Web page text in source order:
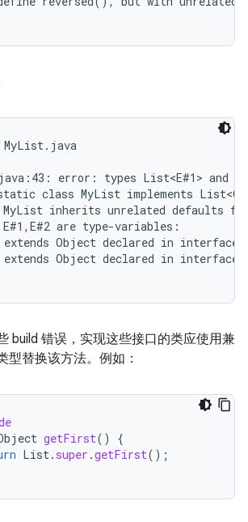
MyList.java
error: types List<E#1> and
class MyList implements
MyList inherits unrelated defaults
are type-variables:
extends Object declared in interface
extends Object declared in interface
build 错误，实现这些接口的类应使用兼
型替换该方法。例如：
getFirst()
{
List. super .getFirst();